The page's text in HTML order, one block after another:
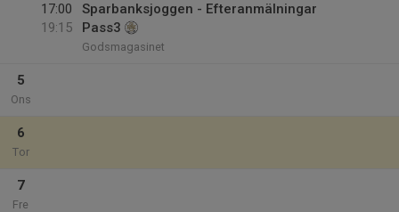
17:00
19:15
Sparbanksjoggen - Efteranmälningar
Pass3
Godsmagasinet
5
Ons
6
Tor
7
Fre